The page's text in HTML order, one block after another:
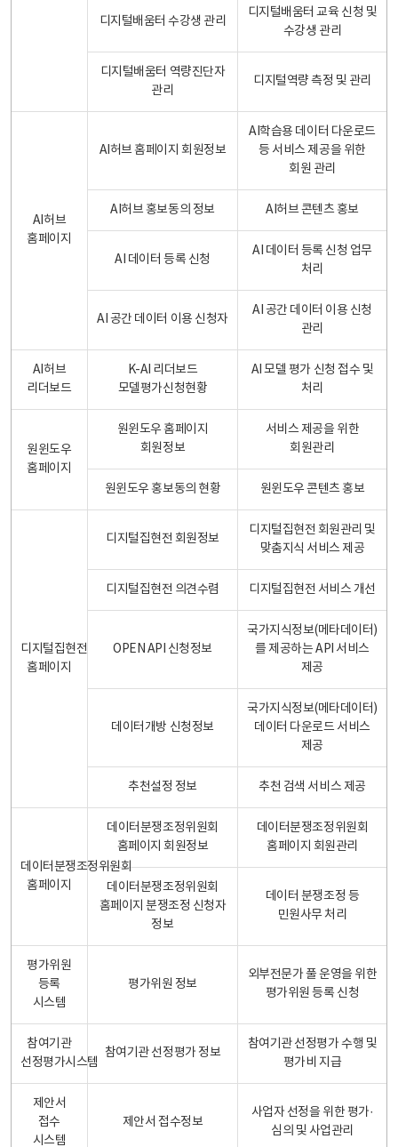
디지털배움터 수강생 관리
디지털배움터 교육 신청 및
수강생 관리
디지털배움터 역량진단자
관리
디지털역량 측정 및 관리
AI허브
홈페이지
AI허브 홈페이지 회원정보
AI학습용 데이터 다운로드
등 서비스 제공을 위한
회원 관리
AI허브 홍보동의 정보 AI허브 콘텐츠 홍보
AI 데이터 등록 신청
AI 데이터 등록 신청 업무
처리
AI 공간 데이터 이용 신청자
AI 공간 데이터 이용 신청
관리
AI허브
리더보드
K-AI 리더보드
모델평가신청현황
AI 모델 평가 신청 접수 및
처리
원윈도우
홈페이지
원윈도우 홈페이지
회원정보
서비스 제공을 위한
회원관리
원윈도우 홍보동의 현황 원윈도우 콘텐츠 홍보
디지털집현전
홈페이지
디지털집현전 회원정보
디지털집현전 회원관리 및
맞춤지식 서비스 제공
디지털집현전 의견수렴 디지털집현전 서비스 개선
OPEN API 신청정보
국가지식정보(메타데이터)
를 제공하는 API 서비스
제공
데이터개방 신청정보
국가지식정보(메타데이터)
데이터 다운로드 서비스
제공
추천설정 정보 추천 검색 서비스 제공
데이터분쟁조정위원회
홈페이지
데이터분쟁조정위원회
홈페이지 회원정보
데이터분쟁조정위원회
홈페이지 회원관리
데이터분쟁조정위원회
홈페이지 분쟁조정 신청자
정보
데이터 분쟁조정 등
민원사무 처리
평가위원
등록
시스템
평가위원 정보
외부전문가 풀 운영을 위한
평가위원 등록 신청
참여기관
선정평가시스템
참여기관 선정평가 정보
참여기관 선정평가 수행 및
평가비 지급
제안서
접수
시스템
제안서 접수정보
사업자 선정을 위한 평가·
심의 및 사업관리